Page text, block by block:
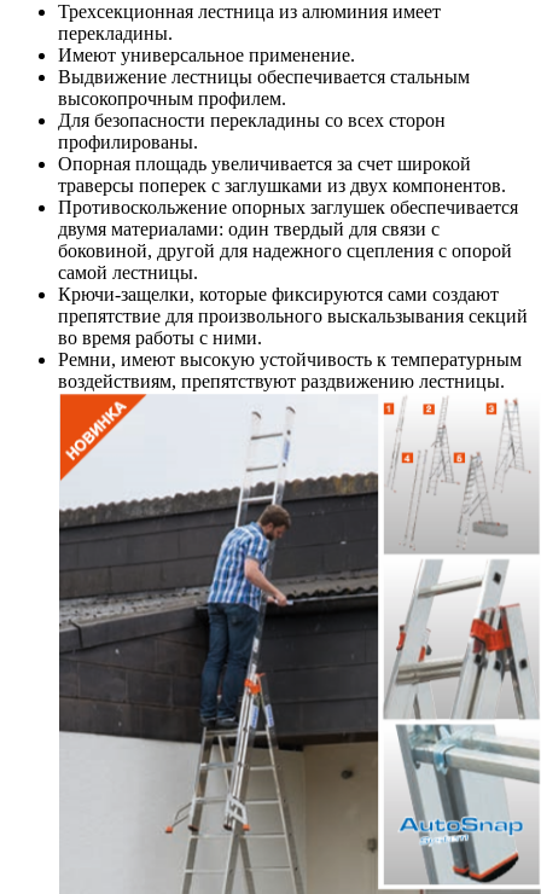
Трехсекционная лестница из алюминия имеет
перекладины.
Имеют универсальное применение.
Выдвижение лестницы обеспечивается стальным
высокопрочным профилем.
Для безопасности перекладины со всех сторон
профилированы.
Опорная площадь увеличивается за счет широкой
траверсы поперек с заглушками из двух компонентов.
Противоскольжение опорных заглушек обеспечивается
двумя материалами: один твердый для связи с
боковиной, другой для надежного сцепления с опорой
самой лестницы.
Крючи-защелки, которые фиксируются сами создают
препятствие для произвольного выскальзывания секций
во время работы с ними.
Ремни, имеют высокую устойчивость к температурным
воздействиям, препятствуют раздвижению лестницы.